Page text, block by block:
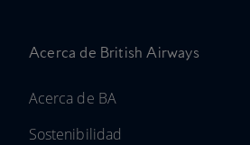
Acerca de British Airways
Acerca de BA
Sostenibilidad